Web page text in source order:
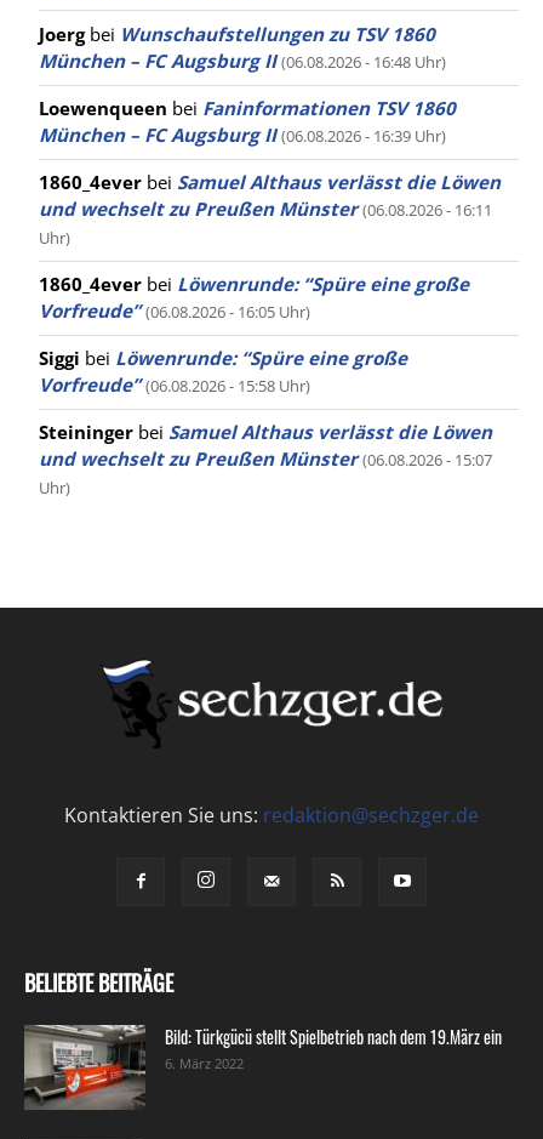
Joergbei Wunschaufstellungen zu TSV 1860
München – FC Augsburg II (06.08.2026 - 16:48 Uhr)
Loewenqueen bei Faninformationen TSV 1860
München – FC Augsburg II (06.08.2026 - 16:39 Uhr)
1860_4ever bei Samuel Althaus verlässt die Löwen
und wechselt zu Preußen Münster (06.08.2026 - 16:11
Uhr)
1860_4ever bei Löwenrunde: “Spüre eine große
Vorfreude” (06.08.2026 - 16:05 Uhr)
Siggi bei Löwenrunde: “Spüre eine große
Vorfreude” (06.08.2026 - 15:58 Uhr)
Steininger bei Samuel Althaus verlässt die Löwen
und wechselt zu Preußen Münster (06.08.2026 - 15:07
Uhr)
Kontaktieren Sie uns: redaktion@sechzger.de
BELIEBTE BEITRÄGE
Bild: Türkgücü stellt Spielbetrieb nach dem 19.März ein
6. März 2022